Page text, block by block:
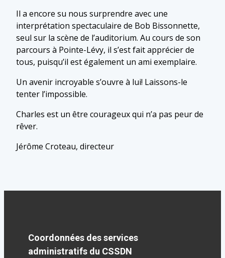
Il a encore su nous surprendre avec une
interprétation spectaculaire de Bob Bissonnette,
seul sur la scène de l’auditorium. Au cours de son
parcours à Pointe-Lévy, il s’est fait apprécier de
tous, puisqu’il est également un ami exemplaire.
Un avenir incroyable s’ouvre à lui! Laissons-le
tenter l’impossible.
Charles est un être courageux qui n’a pas peur de
rêver.
Jérôme Croteau, directeur
Coordonnées des services
administratifs du CSSDN